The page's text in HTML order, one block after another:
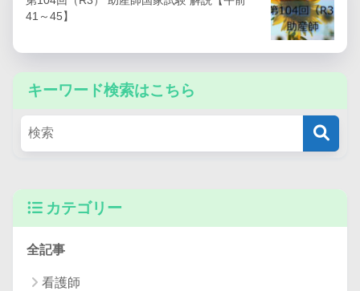
41～45】
キーワード検索はこちら
カテゴリー
全記事
看護師